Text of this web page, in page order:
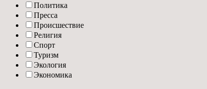
Политика
Пресса
Происшествие
Религия
Спорт
Туризм
Экология
Экономика